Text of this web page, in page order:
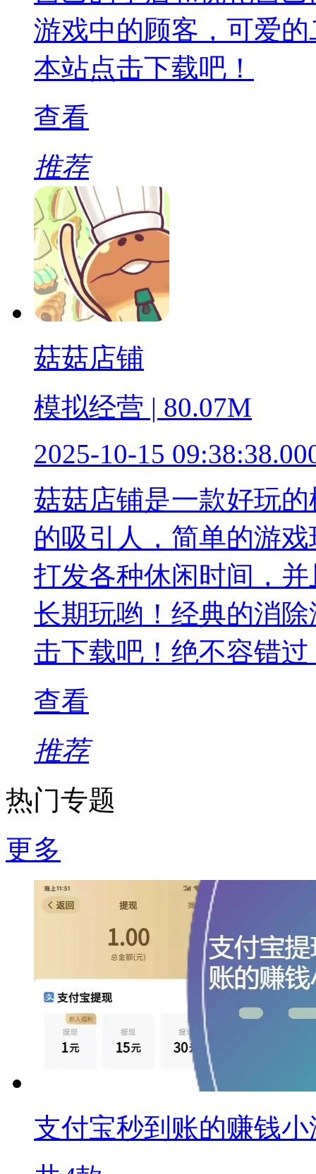
游戏中的顾客，可爱
本站点击下载吧！
查看
推荐
菇菇店铺
模拟经营 | 80.07M
2025-10-15
菇菇店铺是一款好玩
的吸引人，简单的游
打发各种休闲时间，
长期玩哟！经典的消
击下载吧！绝不容错过
查看
推荐
热门专题
更多
支付宝秒到账的赚钱小